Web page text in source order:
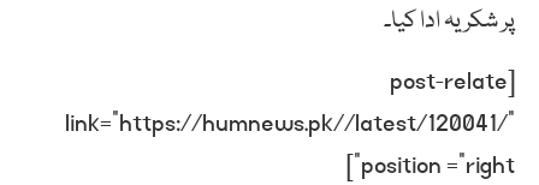
پر شکریہ ادا کیا۔
[post-relate
link=”https://humnews.pk//latest/120041/”
position =”right”]